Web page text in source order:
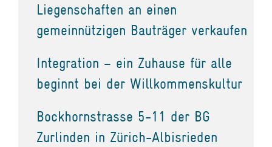
Liegenschaften an einen
gemeinnützigen Bauträger verkaufen
Integration – ein Zuhause für alle
beginnt bei der Willkommenskultur
Bockhornstrasse 5-11 der BG
Zurlinden in Zürich-Albisrieden